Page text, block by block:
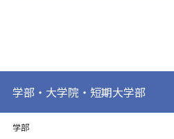
学部・大学院・短期大学部
学部